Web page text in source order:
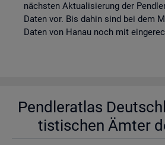
nächsten Aktualisierung der
Daten vor. Bis dahin sind bei dem
Daten von Hanau noch mit
Pend­ler­at­las
tis­ti­schen Ämter